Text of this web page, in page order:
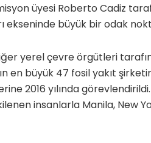
üyesi Roberto Cadiz
büyük bir odak
yerel çevre örgütleri
en büyük 47 fosil yakıt
2016 yılında
insanlarla Manila, New